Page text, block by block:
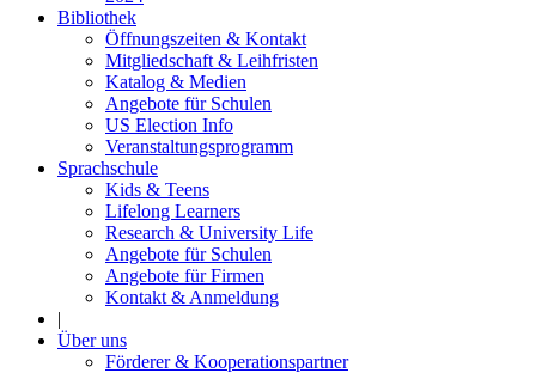
Bibliothek
Öffnungszeiten & Kontakt
Mitgliedschaft & Leihfristen
Katalog & Medien
Angebote für Schulen
US Election Info
Veranstaltungsprogramm
Sprachschule
Kids & Teens
Lifelong Learners
Research & University Life
Angebote für Schulen
Angebote für Firmen
Kontakt & Anmeldung
|
Über uns
Förderer & Kooperationspartner